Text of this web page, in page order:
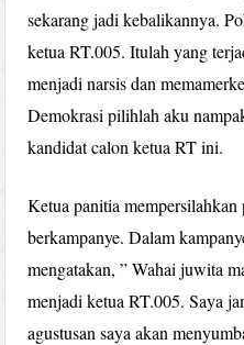
sekarang jadi kebalikannya.
ketua RT.005. Itulah yang
menjadi narsis dan
Demokrasi pilihlah aku
kandidat calon ketua RT ini.
Ketua panitia mempersilahkan
berkampanye. Dalam
mengatakan, ” Wahai juwita
menjadi ketua RT.005. Saya
agustusan saya akan